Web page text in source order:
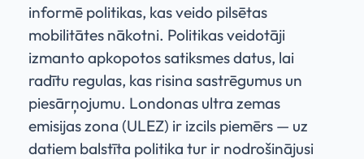
informē politikas, kas veido pilsētas
mobilitātes nākotni. Politikas veidotāji
izmanto apkopotos satiksmes datus, lai
radītu regulas, kas risina sastrēgumus un
piesārņojumu. Londonas ultra zemas
emisijas zona (ULEZ) ir izcils piemērs — uz
datiem balstīta politika tur ir nodrošinājusi